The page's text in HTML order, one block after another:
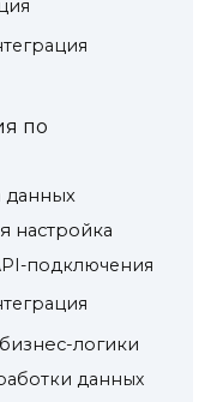
по
данных
настройка
подключения
логики
данных